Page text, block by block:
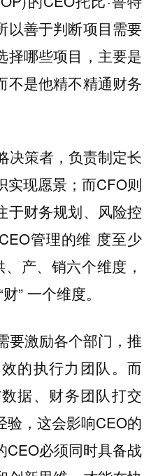
以善于判断项目需要
择哪些项目，主要是
不是他精不精通财务
决策者，负责制定长
实现愿景；而CFO则
于财务规划、风险控
管理的维 度至少
产、销六个维度，
” 一个维度。
要激励各个部门，推
的执行力团队。而
据、财务团队打交
验，这会影响CEO的
CEO必须同时具备战